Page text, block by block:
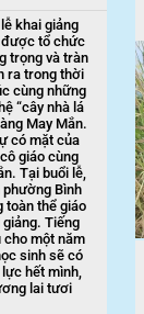
khai giảng
được tổ chức
trọng và tràn
ra trong thời
cùng những
“cây nhà lá
May Mắn.
có mặt của
giáo cùng
Tại buổi lễ,
phường Bình
toàn thể giáo
Tiếng
cho một năm
sinh sẽ có
hết mình,
lai tươi